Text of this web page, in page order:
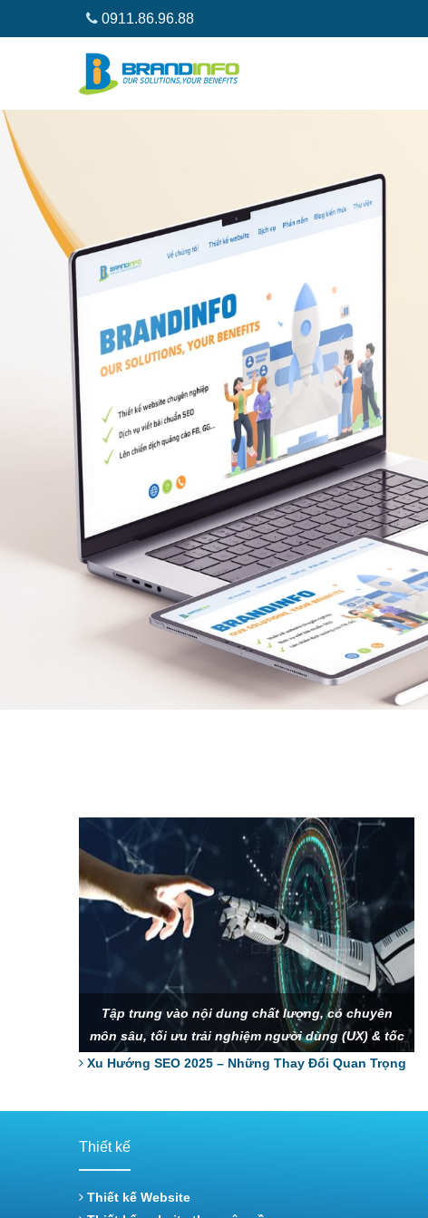
0911.86.96.88
Tập trung vào nội dung chất lượng, có chuyên
môn sâu, tối ưu trải nghiệm người dùng (UX) & tốc
độ website, xây dựng thương hiệu và SEO Entity
Xu Hướng SEO 2025 – Những Thay Đổi Quan Trọng
Thiết kế
Thiết kế Website